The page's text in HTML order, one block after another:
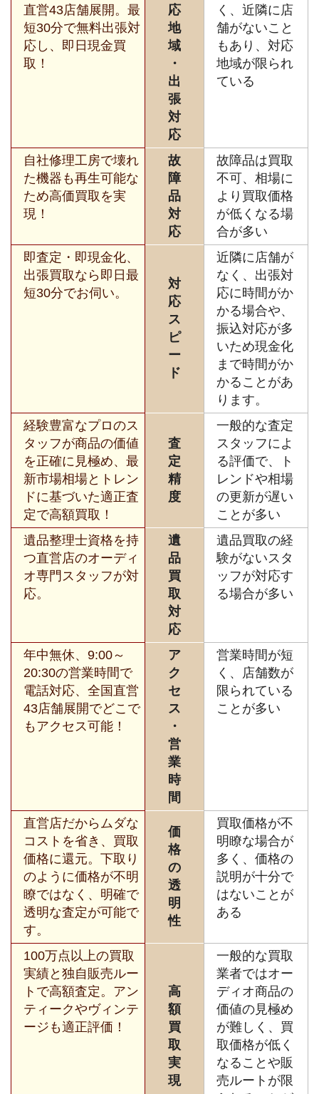
直営43店舗展開。最
短30分で無料出張対
応し、即日現金買
取！
応
地
域
・
出
張
対
応
く、近隣に店
舗がないこと
もあり、対応
地域が限られ
ている
自社修理工房で壊れ
た機器も再生可能な
ため高価買取を実
現！
故
障
品
対
応
故障品は買取
不可、相場に
より買取価格
が低くなる場
合が多い
即査定・即現金化、
出張買取なら即日最
短30分でお伺い。
対
応
ス
ピ
ー
ド
近隣に店舗が
なく、出張対
応に時間がか
かる場合や、
振込対応が多
いため現金化
まで時間がか
かることがあ
ります。
経験豊富なプロのス
タッフが商品の価値
を正確に見極め、最
新市場相場とトレン
ドに基づいた適正査
定で高額買取！
査
定
精
度
一般的な査定
スタッフによ
る評価で、ト
レンドや相場
の更新が遅い
ことが多い
遺品整理士資格を持
つ直営店のオーディ
オ専門スタッフが対
応。
遺
品
買
取
対
応
遺品買取の経
験がないスタ
ッフが対応す
る場合が多い
年中無休、9:00～
20:30の営業時間で
電話対応、全国直営
43店舗展開でどこで
もアクセス可能！
ア
ク
セ
ス
・
営
業
時
間
営業時間が短
く、店舗数が
限られている
ことが多い
直営店だからムダな
コストを省き、買取
価格に還元。下取り
のように価格が不明
瞭ではなく、明確で
透明な査定が可能で
す。
価
格
の
透
明
性
買取価格が不
明瞭な場合が
多く、価格の
説明が十分で
はないことが
ある
100万点以上の買取
実績と独自販売ルー
トで高額査定。アン
ティークやヴィンテ
ージも適正評価！
高
額
買
取
実
現
一般的な買取
業者ではオー
ディオ商品の
価値の見極め
が難しく、買
取価格が低く
なることや販
売ルートが限